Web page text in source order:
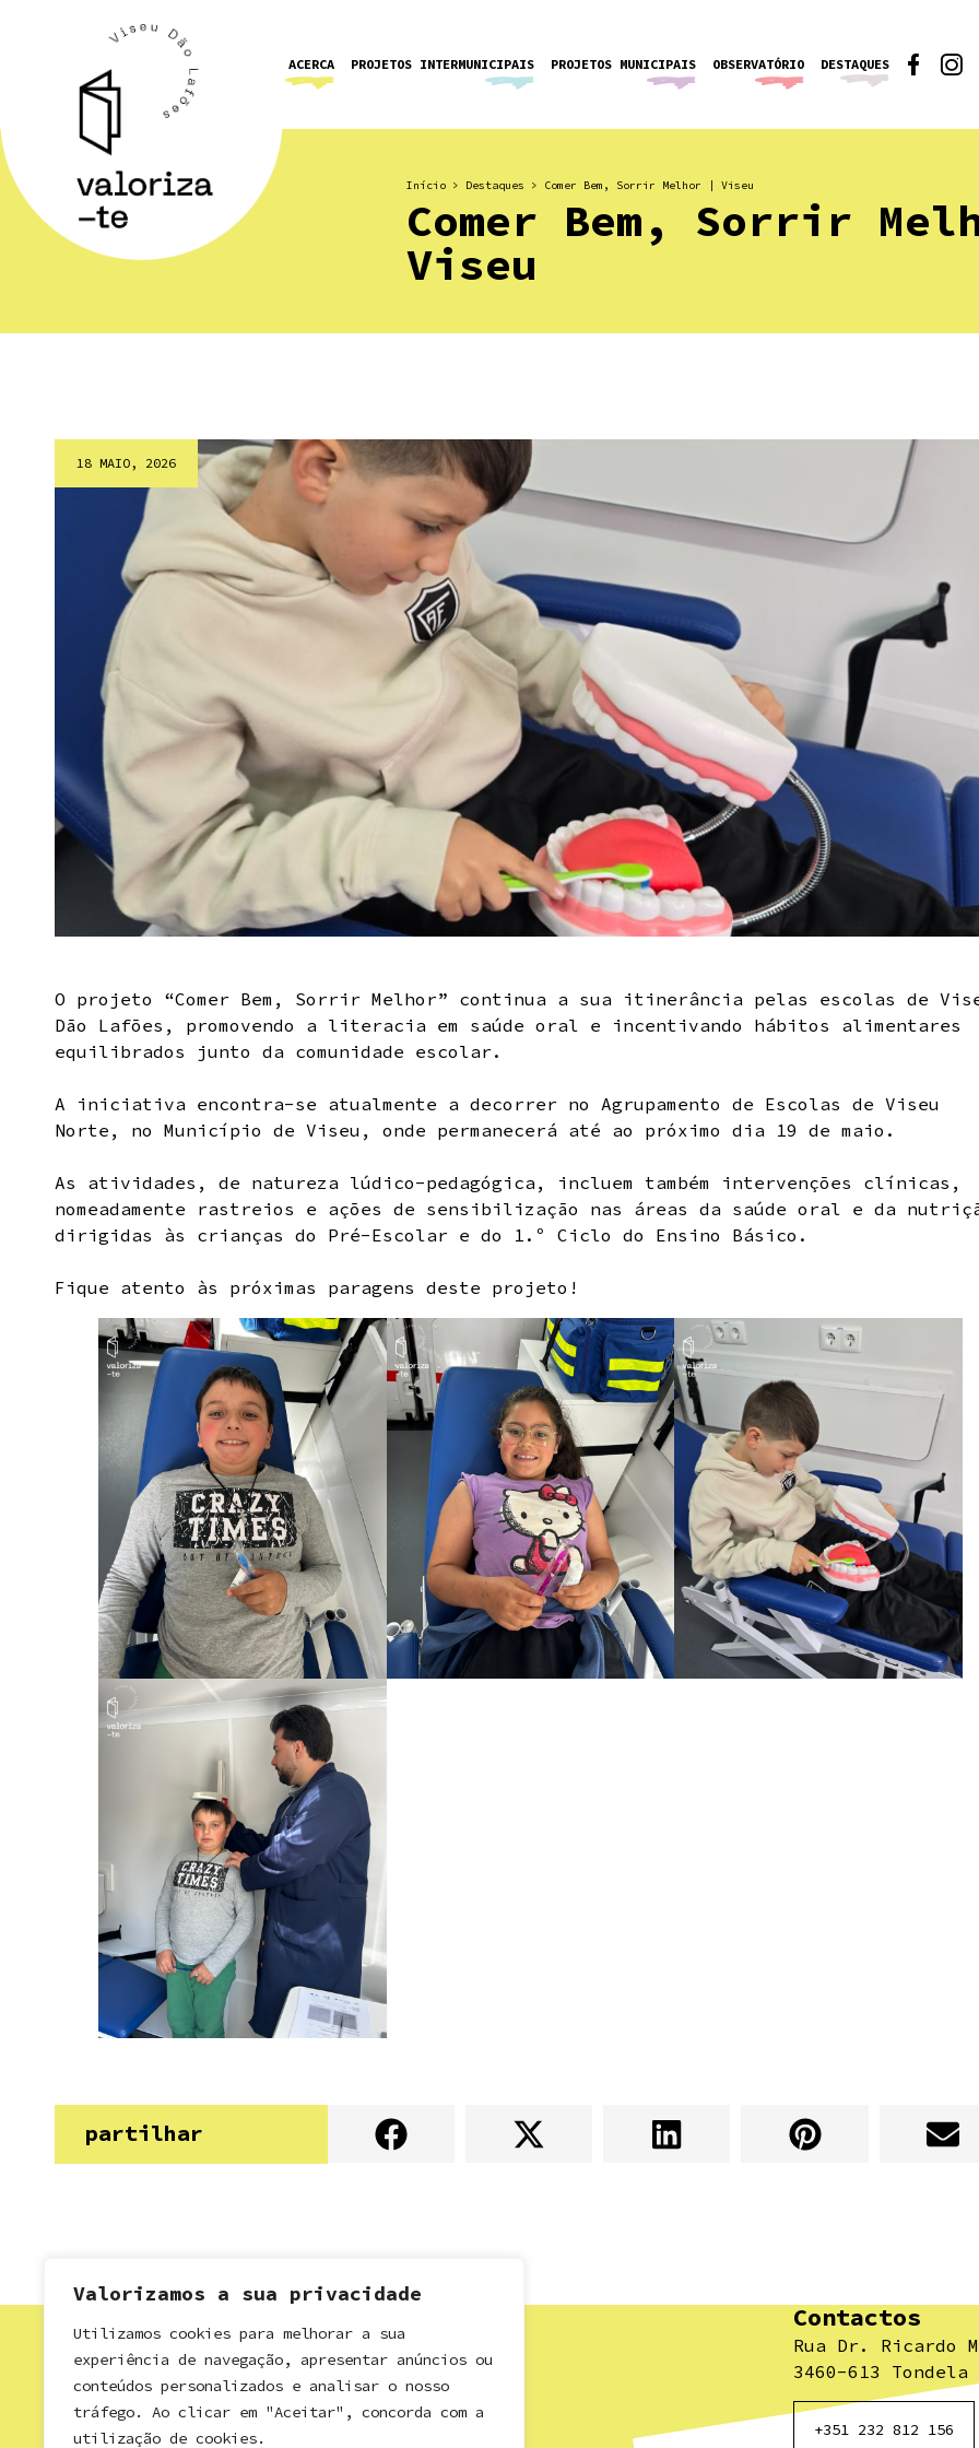
Valorizamos a sua privacidade
Utilizamos cookies para melhorar a sua
experiência de navegação, apresentar anúncios ou
conteúdos personalizados e analisar o nosso
tráfego. Ao clicar em "Aceitar", concorda com a
utilização de cookies.
ACERCA PROJETOS INTERMUNICIPAIS PROJETOS MUNICIPAIS OBSERVATÓRIO DESTAQUES
Início > Destaques > Comer Bem, Sorrir Melhor | Viseu
Comer Bem, Sorrir
Viseu
18 MAIO, 2026
O projeto “Comer Bem, Sorrir Melhor” continua a sua itinerância pelas escolas de
Dão Lafões, promovendo a literacia em saúde oral e incentivando hábitos alimentares
equilibrados junto da comunidade escolar.
A iniciativa encontra-se atualmente a decorrer no Agrupamento de Escolas de Viseu
Norte, no Município de Viseu, onde permanecerá até ao próximo dia 19 de maio.
As atividades, de natureza lúdico-pedagógica, incluem também intervenções clínicas,
nomeadamente rastreios e ações de sensibilização nas áreas da saúde oral e da
dirigidas às crianças do Pré-Escolar e do 1.º Ciclo do Ensino Básico.
Fique atento às próximas paragens deste projeto!
partilhar
Política de Privacidade Resolução de Litígios
Contactos
Rua Dr. Ricardo
3460-613 Tondela
+351 232 812 156